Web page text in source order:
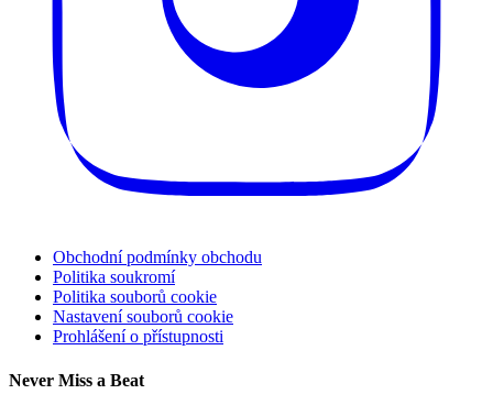
Obchodní podmínky obchodu
Politika soukromí
Politika souborů cookie
Nastavení souborů cookie
Prohlášení o přístupnosti
Never Miss a Beat